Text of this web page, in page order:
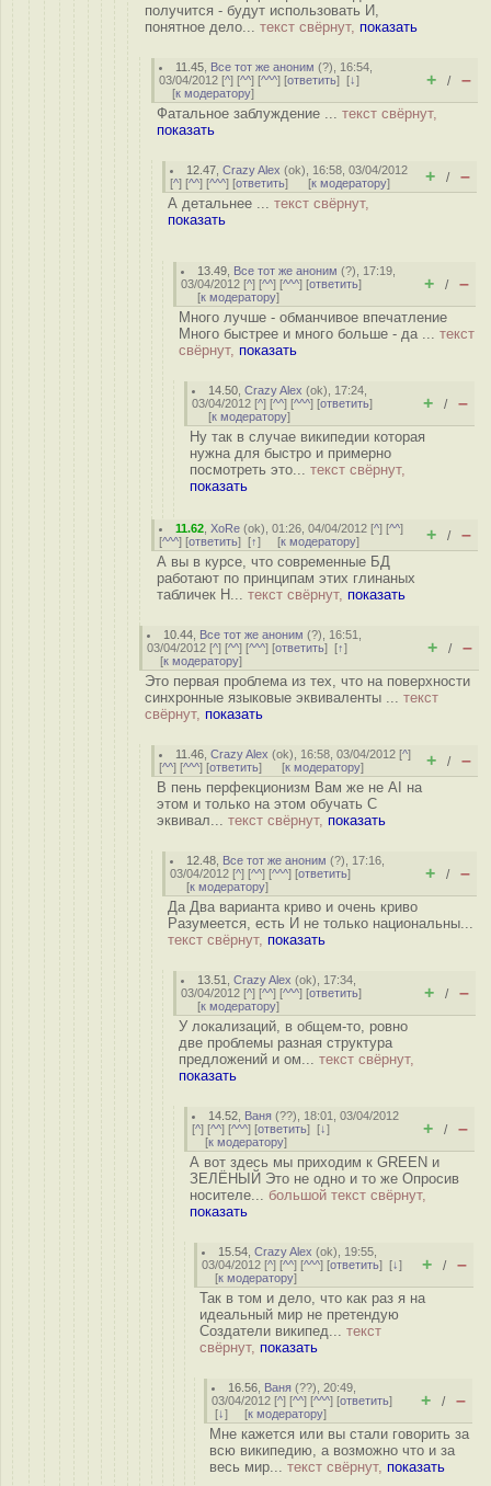
получится - будут использовать И,
понятное дело... текст свёрнут, показать
11.45 Все тот же аноним (?), 16:54,
03/04/2012 [^] [^^] [^^^] [ответить] [↓]
[к модератору]
+ / –
Фатальное заблуждение ... текст свёрнут,
показать
12.47 ,Crazy Alex (ok), 16:58, 03/04/2012
[^] [^^] [^^^] [ответить] [к модератору] + / –
А детальнее ... текст свёрнут,
показать
13.49 Все тот же аноним (?), 17:19,
03/04/2012 [^] [^^] [^^^] [ответить]
[к модератору]
+ / –
Много лучше - обманчивое впечатление
Много быстрее и много больше - да ... текст
свёрнут, показать
14.50 ,Crazy Alex (ok), 17:24,
03/04/2012 [^] [^^] [^^^] [ответить]
[к модератору]
+ / –
Ну так в случае википедии которая
нужна для быстро и примерно
посмотреть это... текст свёрнут,
показать
11.62 ,XoRe (ok), 01:26, 04/04/2012 [^] [^^]
[^^^] [ответить] [↑] [к модератору] + / –
А вы в курсе, что современные БД
работают по принципам этих глинаных
табличек Н... текст свёрнут, показать
10.44 Все тот же аноним (?), 16:51,
03/04/2012 [^] [^^] [^^^] [ответить] [↑]
[к модератору]
+ / –
Это первая проблема из тех, что на поверхности
синхронные языковые эквиваленты ... текст
свёрнут, показать
11.46 ,Crazy Alex (ok), 16:58, 03/04/2012 [^]
[^^] [^^^] [ответить] [к модератору] + / –
В пень перфекционизм Вам же не AI на
этом и только на этом обучать С
эквивал... текст свёрнут, показать
12.48 Все тот же аноним (?), 17:16,
03/04/2012 [^] [^^] [^^^] [ответить]
[к модератору]
+ / –
Да Два варианта криво и очень криво
Разумеется, есть И не только национальны...
текст свёрнут, показать
13.51 ,Crazy Alex (ok), 17:34,
03/04/2012 [^] [^^] [^^^] [ответить]
[к модератору]
+ / –
У локализаций, в общем-то, ровно
две проблемы разная структура
предложений и ом... текст свёрнут,
показать
14.52 Ваня (??), 18:01, 03/04/2012
[^] [^^] [^^^] [ответить] [↓]
[к модератору]
+ / –
А вот здесь мы приходим к GREEN и
ЗЕЛЁНЫЙ Это не одно и то же Опросив
носителе... большой текст свёрнут,
показать
15.54 ,Crazy Alex (ok), 19:55,
03/04/2012 [^] [^^] [^^^] [ответить] [↓]
[к модератору]
+ / –
Так в том и дело, что как раз я на
идеальный мир не претендую
Создатели википед... текст
свёрнут, показать
16.56 Ваня (??), 20:49,
03/04/2012 [^] [^^] [^^^] [ответить]
[↓] [к модератору]
+ / –
Мне кажется или вы стали говорить за
всю википедию, а возможно что и за
весь мир... текст свёрнут, показать